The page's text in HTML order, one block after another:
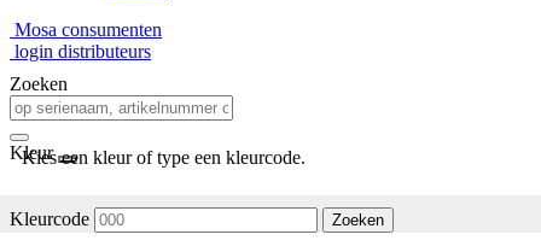
Mosa consumenten
login distributeurs
Zoeken
Kleur
Kies een kleur of type een kleurcode.
Kleurcode Zoeken